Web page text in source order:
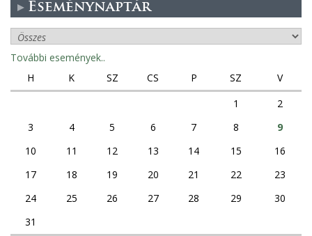
Eseménynaptár
További események..
H
K SZ CS P SZ
V
1
2
3
4 5 6 7 8
9
10
11 12 13 14 15
16
17
18 19 20 21 22
23
24
25 26 27 28 29
30
31